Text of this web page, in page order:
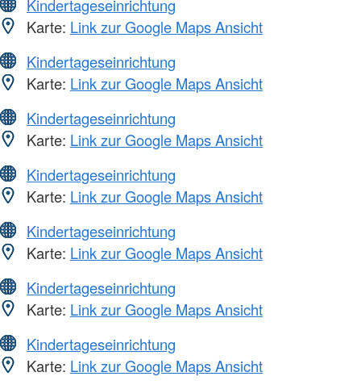
Kindertageseinrichtung
Karte: Link zur Google Maps Ansicht
Kindertageseinrichtung
Karte: Link zur Google Maps Ansicht
Kindertageseinrichtung
Karte: Link zur Google Maps Ansicht
Kindertageseinrichtung
Karte: Link zur Google Maps Ansicht
Kindertageseinrichtung
Karte: Link zur Google Maps Ansicht
Kindertageseinrichtung
Karte: Link zur Google Maps Ansicht
Kindertageseinrichtung
Karte: Link zur Google Maps Ansicht